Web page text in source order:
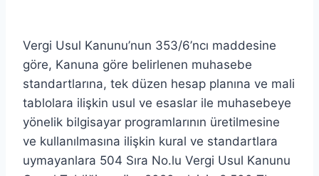
Vergi Usul Kanunu’nun 353/6’ncı maddesine
göre, Kanuna göre belirlenen muhasebe
standartlarına, tek düzen hesap planına ve mali
tablolara ilişkin usul ve esaslar ile muhasebeye
yönelik bilgisayar programlarının üretilmesine
ve kullanılmasına ilişkin kural ve standartlara
uymayanlara 504 Sıra No.lu Vergi Usul Kanunu